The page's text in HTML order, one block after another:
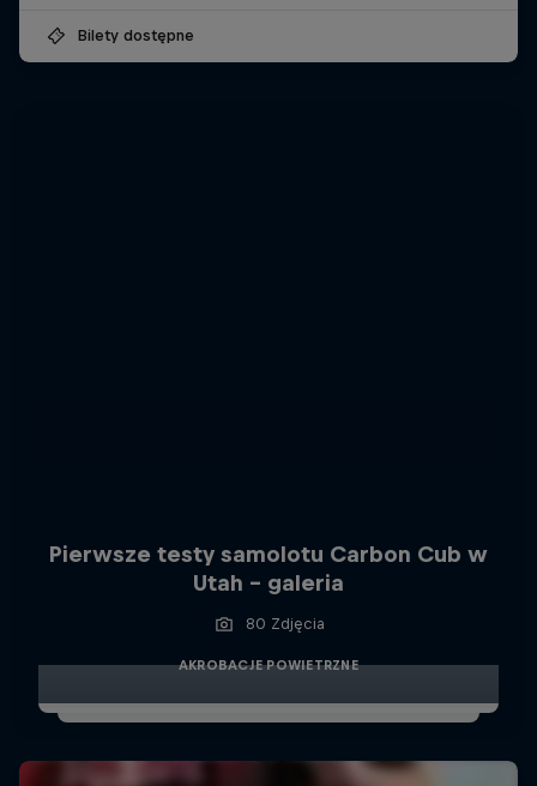
Bilety dostępne
Pierwsze testy samolotu Carbon Cub w
Utah - galeria
80 Zdjęcia
AKROBACJE POWIETRZNE